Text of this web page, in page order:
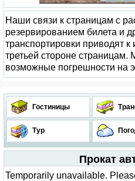
Наши связи к страницам с
резервированием билета и
транспортировки приводят
третьей стороне страницам.
возможные погрешности на
Гостиницы
Тур
Прокат
Temporarily unavailable.